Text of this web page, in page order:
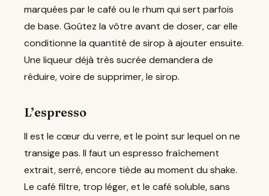
marquées par le café ou le rhum qui sert parfois
de base. Goûtez la vôtre avant de doser, car elle
conditionne la quantité de sirop à ajouter ensuite.
Une liqueur déjà très sucrée demandera de
réduire, voire de supprimer, le sirop.
L’espresso
Il est le cœur du verre, et le point sur lequel on ne
transige pas. Il faut un espresso fraîchement
extrait, serré, encore tiède au moment du shake.
Le café filtre, trop léger, et le café soluble, sans